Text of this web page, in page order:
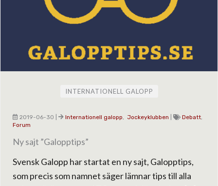
INTERNATIONELL GALOPP
2019-06-30 Internationell galopp Jockeyklubben Debatt
Forum
Ny sajt ”Galopptips”
Svensk Galopp har startat en ny sajt, Galopptips,
som precis som namnet säger lämnar tips till alla